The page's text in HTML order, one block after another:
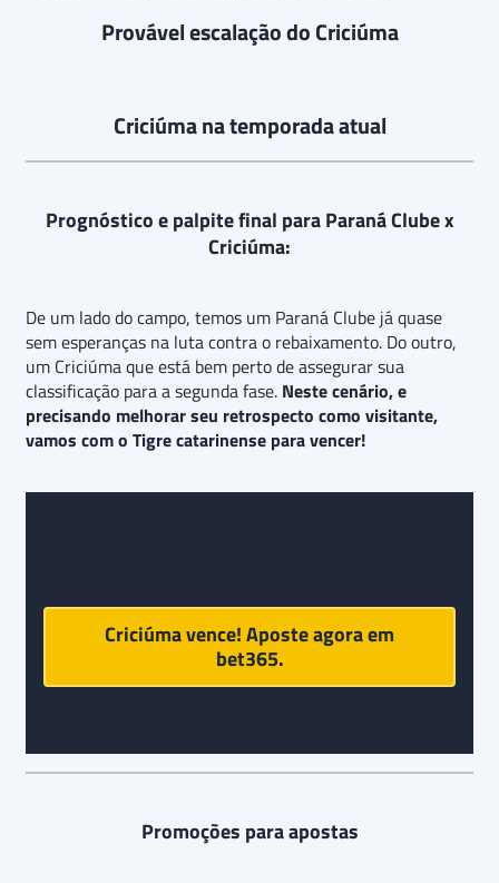
Provável escalação do Criciúma
Criciúma na temporada atual
Prognóstico e palpite final paraParaná Clube x
Criciúma:
De um lado do campo, temos um Paraná Clube já quase
sem esperanças na luta contra o rebaixamento. Do outro,
um Criciúma que está bem perto de assegurar sua
classificação para a segunda fase. Neste cenário, e
precisando melhorar seu retrospecto como visitante,
vamos com o Tigre catarinense para vencer!
Criciúma vence! Aposte agora em
bet365.
Promoções para apostas